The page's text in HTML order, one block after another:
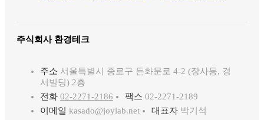
주식회사 환경테크
주소 서울특별시 종로구 돈화문로 4-2 (장사동, 경
서빌딩) 2층
전화 02-2271-2186 팩스 02-2271-2189
이메일 kasado@joylab.net 대표자 박기석